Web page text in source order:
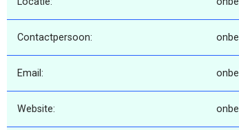
Contactpersoon:
Email:
Website: